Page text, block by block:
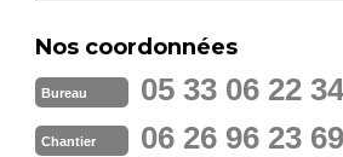
Nos coordonnées
Bureau 05 33 06 22 34
Chantier 06 26 96 23 69